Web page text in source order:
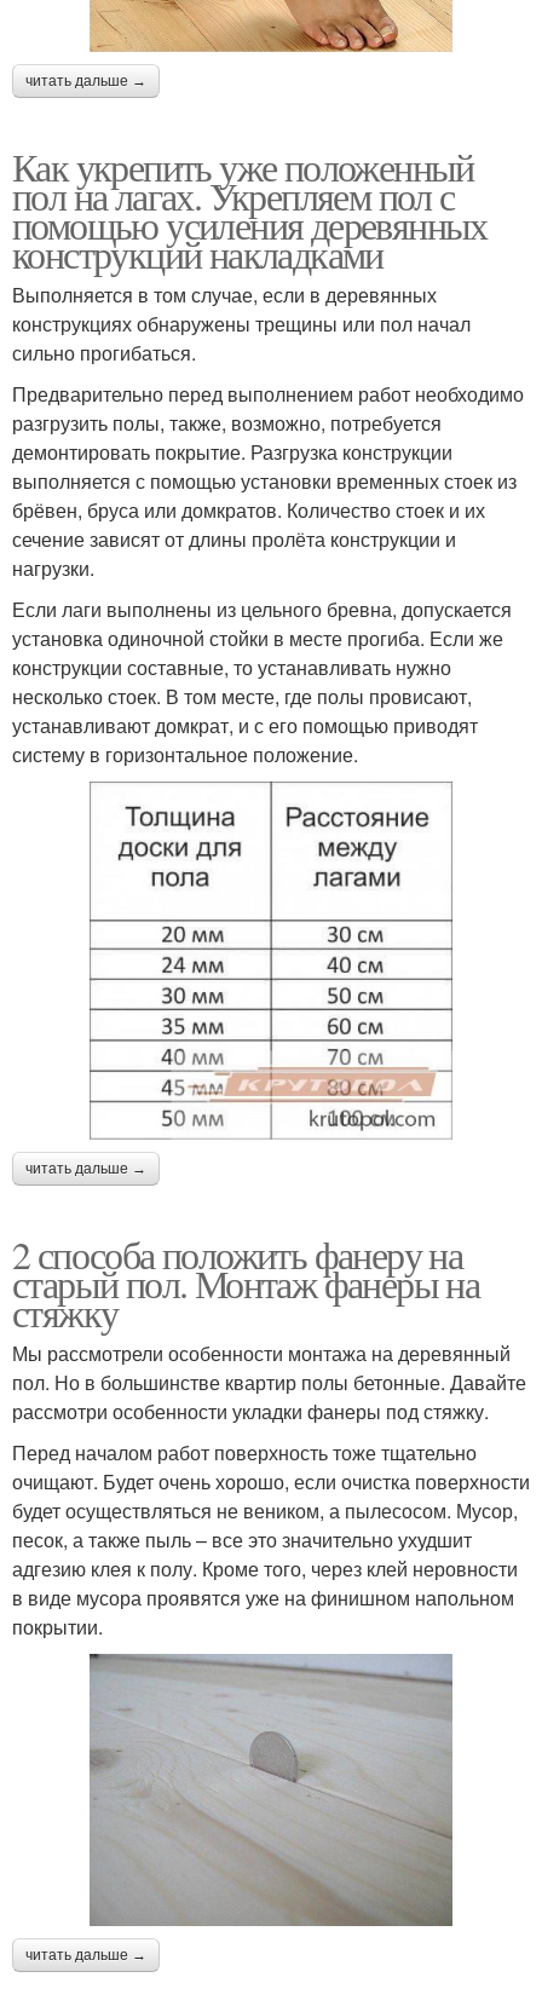
читать дальше →
Как укрепить уже положенный
пол на лагах. Укрепляем пол с
помощью усиления деревянных
конструкций накладками
Выполняется в том случае, если в деревянных
конструкциях обнаружены трещины или пол начал
сильно прогибаться.
Предварительно перед выполнением работ необходимо
разгрузить полы, также, возможно, потребуется
демонтировать покрытие. Разгрузка конструкции
выполняется с помощью установки временных стоек из
брёвен, бруса или домкратов. Количество стоек и их
сечение зависят от длины пролёта конструкции и
нагрузки.
Если лаги выполнены из цельного бревна, допускается
установка одиночной стойки в месте прогиба. Если же
конструкции составные, то устанавливать нужно
несколько стоек. В том месте, где полы провисают,
устанавливают домкрат, и с его помощью приводят
систему в горизонтальное положение.
читать дальше →
2 способа положить фанеру на
старый пол. Монтаж фанеры на
стяжку
Мы рассмотрели особенности монтажа на деревянный
пол. Но в большинстве квартир полы бетонные. Давайте
рассмотри особенности укладки фанеры под стяжку.
Перед началом работ поверхность тоже тщательно
очищают. Будет очень хорошо, если очистка поверхности
будет осуществляться не веником, а пылесосом. Мусор,
песок, а также пыль – все это значительно ухудшит
адгезию клея к полу. Кроме того, через клей неровности
в виде мусора проявятся уже на финишном напольном
покрытии.
читать дальше →